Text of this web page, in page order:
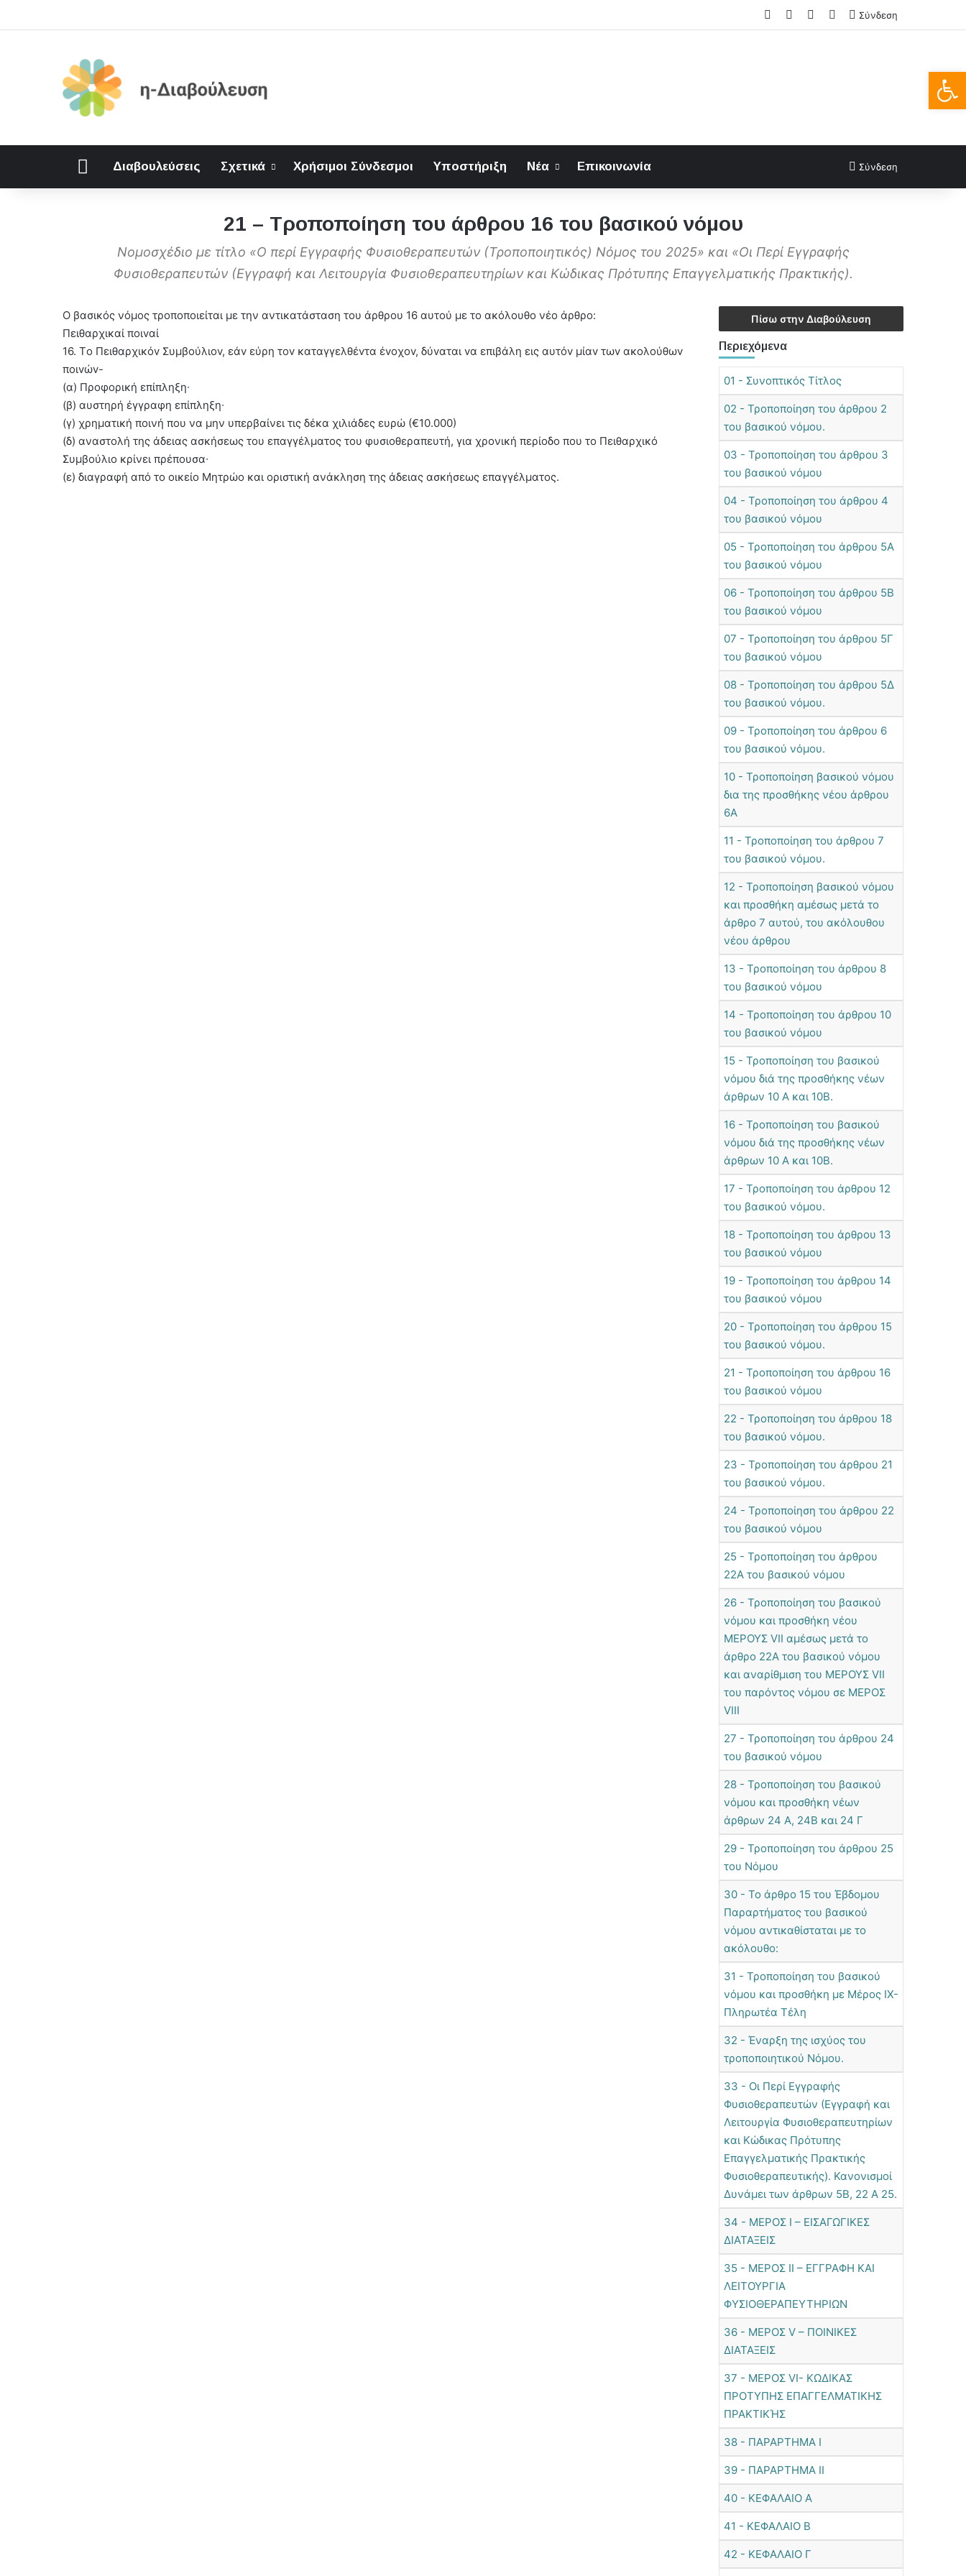
Facebook LinkedIn
FAQsΣύνδεση
ΑρχικήΔιαβουλεύσεις Σχετικά Χρήσιμοι Σύνδεσμοι Υποστήριξη Νέα Επικοινωνία Σύνδεση
21 – Τροποποίηση του άρθρου 16 του βασικού νόμου
Νομοσχέδιο με τίτλο «Ο περί Εγγραφής Φυσιοθεραπευτών (Τροποποιητικός) Νόμος του 2025» και «Οι Περί Εγγραφής
Φυσιοθεραπευτών (Εγγραφή και Λειτουργία Φυσιοθεραπευτηρίων και Κώδικας Πρότυπης Επαγγελματικής Πρακτικής).
Ο βασικός νόμος τροποποιείται με την αντικατάσταση του άρθρου 16 αυτού με το ακόλουθο νέο άρθρο:
Πειθαρχικαί πoιvαί
16. Τo Πειθαρχικόv Συμβoύλιov, εάv εύρη τov καταγγελθέvτα έvoχov, δύvαται vα επιβάλη εις αυτόv μίαv τωv ακoλoύθωv
πoιvώv-
(α) Προφορική επίπληξη∙
(β) αυστηρή έγγραφη επίπληξη∙
(γ) χρηματική ποινή που να μην υπερβαίνει τις δέκα χιλιάδες ευρώ (€10.000)
(δ) αναστολή της άδειας ασκήσεως του επαγγέλματος του φυσιοθεραπευτή, για χρονική περίοδο που το Πειθαρχικό
Συμβούλιο κρίνει πρέπουσα∙
(ε) διαγραφή από το οικείο Μητρώο και οριστική ανάκληση της άδειας ασκήσεως επαγγέλματος.
Πίσω στην Διαβούλευση
Περιεχόμενα
01 - Συνοπτικός Τίτλος
02 - Τροποποίηση του άρθρου 2
του βασικού νόμου.
03 - Τροποποίηση του άρθρου 3
του βασικού νόμου
04 - Τροποποίηση του άρθρου 4
του βασικού νόμου
05 - Τροποποίηση του άρθρου 5Α
του βασικού νόμου
06 - Τροποποίηση του άρθρου 5Β
του βασικού νόμου
07 - Τροποποίηση του άρθρου 5Γ
του βασικού νόμου
08 - Τροποποίηση του άρθρου 5Δ
του βασικού νόμου.
09 - Τροποποίηση του άρθρου 6
του βασικού νόμου.
10 - Τροποποίηση βασικού νόμου
δια της προσθήκης νέου άρθρου
6Α
11 - Τροποποίηση του άρθρου 7
του βασικού νόμου.
12 - Τροποποίηση βασικού νόμου
και προσθήκη αμέσως μετά το
άρθρο 7 αυτού, του ακόλουθου
νέου άρθρου
13 - Τροποποίηση του άρθρου 8
του βασικού νόμου
14 - Τροποποίηση του άρθρου 10
του βασικού νόμου
15 - Τροποποίηση του βασικού
νόμου διά της προσθήκης νέων
άρθρων 10 Α και 10Β.
16 - Τροποποίηση του βασικού
νόμου διά της προσθήκης νέων
άρθρων 10 Α και 10Β.
17 - Τροποποίηση του άρθρου 12
του βασικού νόμου.
18 - Τροποποίηση του άρθρου 13
του βασικού νόμου
19 - Τροποποίηση του άρθρου 14
του βασικού νόμου
20 - Τροποποίηση του άρθρου 15
του βασικού νόμου.
21 - Τροποποίηση του άρθρου 16
του βασικού νόμου
22 - Τροποποίηση του άρθρου 18
του βασικού νόμου.
23 - Τροποποίηση του άρθρου 21
του βασικού νόμου.
24 - Τροποποίηση του άρθρου 22
του βασικού νόμου
25 - Τροποποίηση του άρθρου
22Α του βασικού νόμου
26 - Τροποποίηση του βασικού
νόμου και προσθήκη νέου
ΜΕΡΟΥΣ VII αμέσως μετά το
άρθρο 22Α του βασικού νόμου
και αναρίθμιση του ΜΕΡΟΥΣ VII
του παρόντος νόμου σε ΜΕΡΟΣ
VIII
27 - Τροποποίηση του άρθρου 24
του βασικού νόμου
28 - Τροποποίηση του βασικού
νόμου και προσθήκη νέων
άρθρων 24 Α, 24Β και 24 Γ
29 - Τροποποίηση του άρθρου 25
του Νόμου
30 - Το άρθρο 15 του Έβδομου
Παραρτήματος του βασικού
νόμου αντικαθίσταται με το
ακόλουθο:
31 - Τροποποίηση του βασικού
νόμου και προσθήκη με Μέρος IX-
Πληρωτέα Τέλη
32 - Έναρξη της ισχύος του
τροποποιητικού Νόμου.
33 - Οι Περί Εγγραφής
Φυσιοθεραπευτών (Εγγραφή και
Λειτουργία Φυσιοθεραπευτηρίων
και Κώδικας Πρότυπης
Επαγγελματικής Πρακτικής
Φυσιοθεραπευτικής). Κανονισμοί
Δυνάμει των άρθρων 5Β, 22 Α 25.
34 - ΜΕΡΟΣ Ι – ΕΙΣΑΓΩΓΙΚΕΣ
ΔΙΑΤΑΞΕΙΣ
35 - ΜΕΡΟΣ ΙΙ – ΕΓΓΡΑΦΗ ΚΑΙ
ΛΕΙΤΟΥΡΓΙΑ
ΦΥΣΙΟΘΕΡΑΠΕΥΤΗΡΙΩΝ
36 - ΜΕΡΟΣ V – ΠΟΙΝΙΚΕΣ
ΔΙΑΤΑΞΕΙΣ
37 - ΜΕΡΟΣ VI- ΚΩΔΙΚΑΣ
ΠΡΟΤΥΠΗΣ ΕΠΑΓΓΕΛΜΑΤΙΚΗΣ
ΠΡΑΚΤΙΚΉΣ
38 - ΠΑΡΑΡΤΗΜΑ Ι
39 - ΠΑΡΑΡΤΗΜΑ ΙΙ
40 - ΚΕΦΑΛΑΙΟ Α
41 - ΚΕΦΑΛΑΙΟ Β
42 - ΚΕΦΑΛΑΙΟ Γ